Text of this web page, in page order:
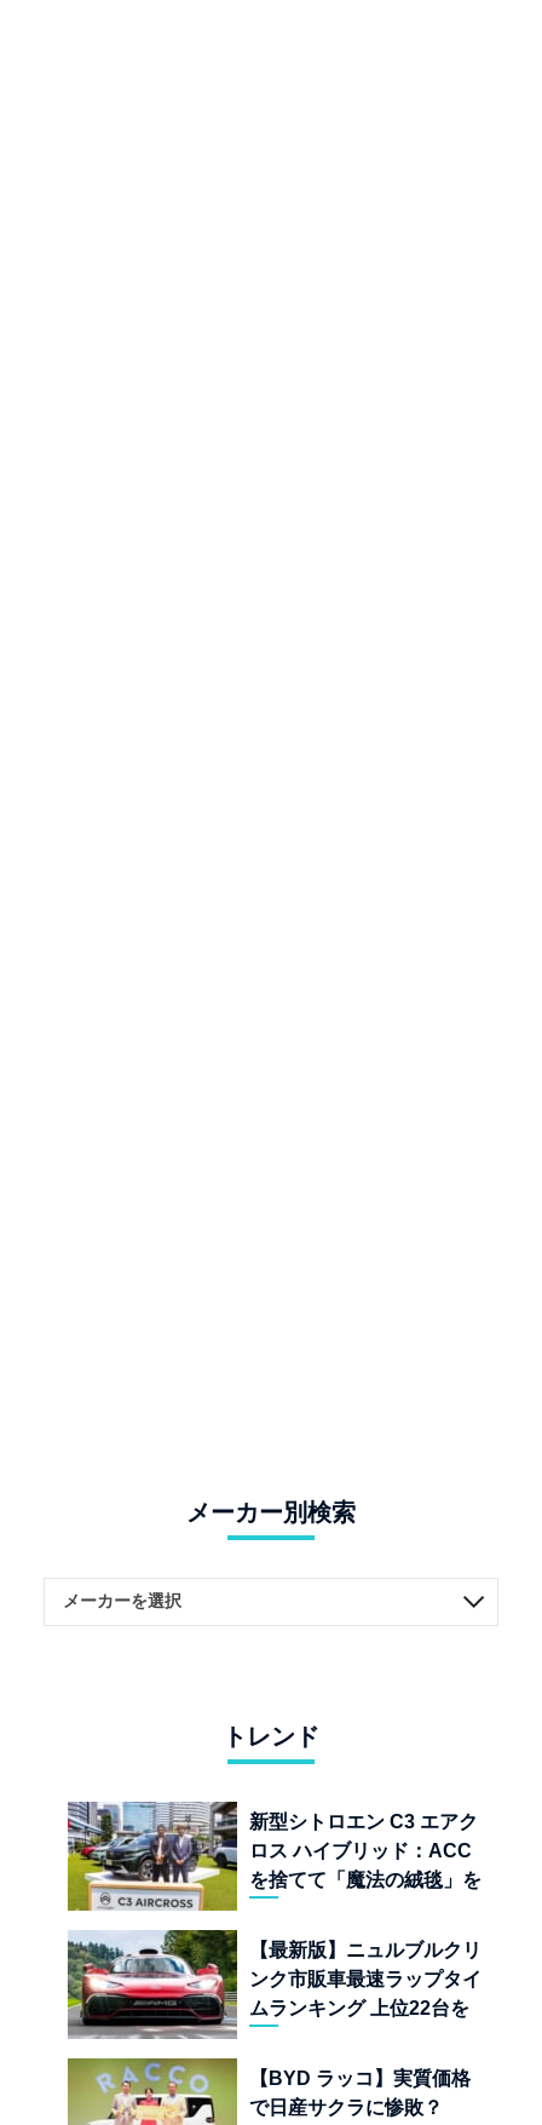
メーカー別検索
トレンド
新型シトロエン C3 エアク
ロス ハイブリッド：ACC
を捨てて「魔法の絨毯」を
児
【最新版】ニュルブルクリ
ンク市販車最速ラップタイ
ムランキング 上位22台を
【BYD ラッコ】実質価格
で日産サクラに惨敗？